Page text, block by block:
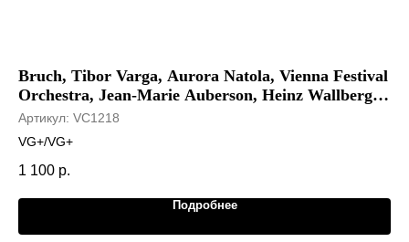
Bruch, Tibor Varga, Aurora Natola, Vienna Festival
Orchestra, Jean-Marie Auberson, Heinz Wallberg -
Violin Concerto No 1 / Kol Nidrei
Артикул: VC1218
VG+/VG+
1 100 р.
Подробнее